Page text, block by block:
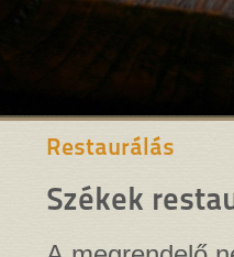
Restaurálás
Székek